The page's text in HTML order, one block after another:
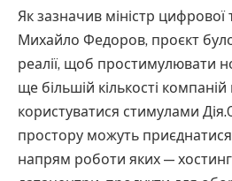
Як зазначив міністр цифрової
Михайло Федоров, проєкт
реалії, щоб простимулювати
ще більшій кількості
користуватися стимулами
простору можуть
напрям роботи яких —